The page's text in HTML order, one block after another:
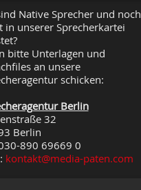
Native Sprecher und noch
in unserer Sprecherkartei
bitte Unterlagen und
an unsere
schicken:
Berlin
32
Berlin
890 69669 0
kontakt@media-paten.com